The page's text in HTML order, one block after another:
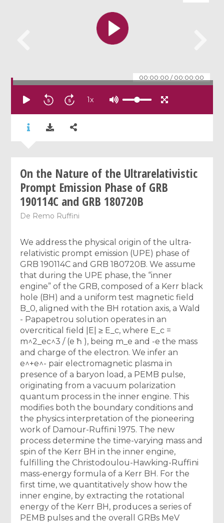
00:00:00 / 00:00:00
1x
On the Nature of the Ultrarelativistic
Prompt Emission Phase of GRB
190114C and GRB 180720B
De Remo Ruffini
We address the physical origin of the ultra-
relativistic prompt emission (UPE) phase of
GRB 190114C and GRB 180720B. We assume
that during the UPE phase, the “inner
engine” of the GRB, composed of a Kerr black
hole (BH) and a uniform test magnetic field
B_0, aligned with the BH rotation axis, a Wald
- Papapetrou solution operates in an
overcritical field |E| ≥ E_c, where E_c =
m^2_ec^3 / (e ħ ), being m_e and -e the mass
and charge of the electron. We infer an
e^+e^- pair electromagnetic plasma in
presence of a baryon load, a PEMB pulse,
originating from a vacuum polarization
quantum process in the inner engine. This
modifies both the boundary conditions and
the physics interpretation of the pioneering
work of Damour-Ruffini 1975. The new
process determine the time-varying mass and
spin of the Kerr BH in the inner engine,
fulfilling the Christodoulou-Hawking-Ruffini
mass-energy formula of a Kerr BH. For the
first time, we quantitatively show how the
inner engine, by extracting the rotational
energy of the Kerr BH, produces a series of
PEMB pulses and the overall GRBs MeV